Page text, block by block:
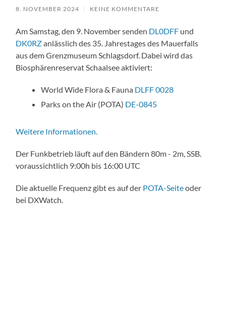
8. NOVEMBER 2024 / KEINE KOMMENTARE
Am Samstag, den 9. November senden DL0DFF und
DK0RZanlässlich des 35. Jahrestages des Mauerfalls
aus dem Grenzmuseum Schlagsdorf. Dabei wird das
Biosphärenreservat Schaalsee aktiviert:
World Wide Flora & Fauna DLFF 0028
Parks on the Air (POTA) DE-0845
Weitere Informationen.
Der Funkbetrieb läuft auf den Bändern 80m - 2m, SSB.
voraussichtlich 9:00h bis 16:00 UTC
Die aktuelle Frequenz gibt es auf der POTA-Seiteoder
bei DXWatch.